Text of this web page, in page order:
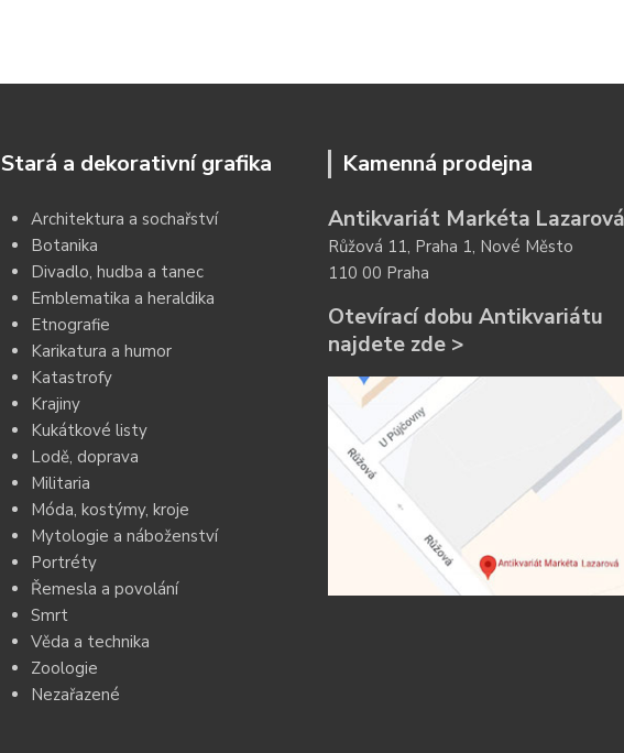
Stará a dekorativní grafika
Architektura a sochařství
Botanika
Divadlo, hudba a tanec
Emblematika a heraldika
Etnografie
Karikatura a humor
Katastrofy
Krajiny
Kukátkové listy
Lodě, doprava
Militaria
Móda, kostýmy, kroje
Mytologie a náboženství
Portréty
Řemesla a povolání
Smrt
Věda a technika
Zoologie
Nezařazené
Kamenná prodejna
Antikvariát Markéta Lazarová
Růžová 11, Praha 1, Nové Město
110 00 Praha
Otevírací dobu Antikvariátu
najdete zde >